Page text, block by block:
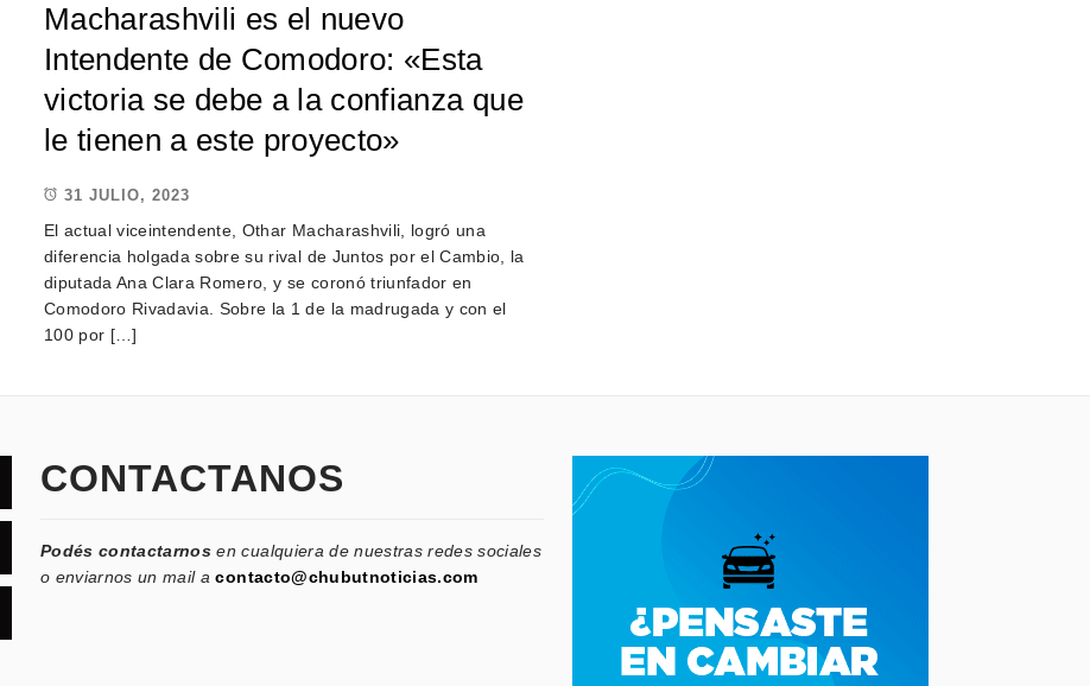
Macharashvili es el nuevo
Intendente de Comodoro: «Esta
victoria se debe a la confianza que
le tienen a este proyecto»
31 JULIO, 2023
El actual viceintendente, Othar Macharashvili, logró una
diferencia holgada sobre su rival de Juntos por el Cambio, la
diputada Ana Clara Romero, y se coronó triunfador en
Comodoro Rivadavia. Sobre la 1 de la madrugada y con el
100 por […]
CONTACTANOS
Podés contactarnos en cualquiera de nuestras redes sociales
o enviarnos un mail acontacto@chubutnoticias.com